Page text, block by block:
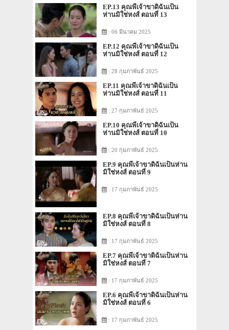
EP.13 คุณพี่เจ้าขาดิฉันเป็น
ห่านมิใช่หงส์ ตอนที่ 13
: 06 มีนาคม 2025
EP.12 คุณพี่เจ้าขาดิฉันเป็น
ห่านมิใช่หงส์ ตอนที่ 12
: 28 กุมภาพันธ์ 2025
EP.11 คุณพี่เจ้าขาดิฉันเป็น
ห่านมิใช่หงส์ ตอนที่ 11
: 27 กุมภาพันธ์ 2025
EP.10 คุณพี่เจ้าขาดิฉันเป็น
ห่านมิใช่หงส์ ตอนที่ 10
: 20 กุมภาพันธ์ 2025
EP.9 คุณพี่เจ้าขาดิฉันเป็นห่าน
มิใช่หงส์ ตอนที่ 9
: 17 กุมภาพันธ์ 2025
EP.8 คุณพี่เจ้าขาดิฉันเป็นห่าน
มิใช่หงส์ ตอนที่ 8
: 17 กุมภาพันธ์ 2025
EP.7 คุณพี่เจ้าขาดิฉันเป็นห่าน
มิใช่หงส์ ตอนที่ 7
: 17 กุมภาพันธ์ 2025
EP.6 คุณพี่เจ้าขาดิฉันเป็นห่าน
มิใช่หงส์ ตอนที่ 6
: 17 กุมภาพันธ์ 2025